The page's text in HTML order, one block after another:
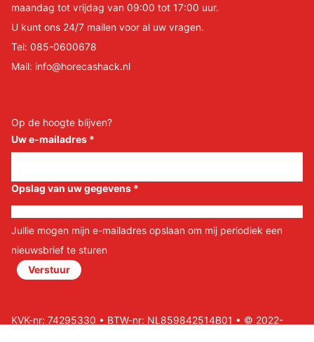
maandag tot vrijdag van 09:00 tot 17:00 uur.
U kunt ons 24/7 mailen voor al uw vragen.
Tel: 085-0600678
Mail: info@horecashack.nl
Op de hoogte blijven?
Uw e-mailadres *
Opslag van uw gegevens *
Jullie mogen mijn e-mailadres opslaan om mij periodiek een
nieuwsbrief te sturen
Verstuur
KVK-nr: 74295330 • BTW-nr: NL859842514B01 • © 2022-